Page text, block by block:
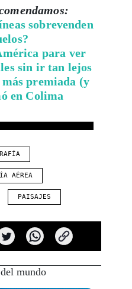
sobrevenden
para ver
sin ir tan lejos
premiada (y
en Colima
AÉREA
PAISAJES
mundo